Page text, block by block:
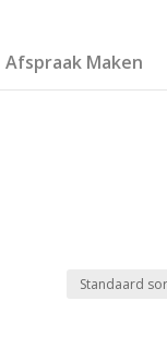
Afspraak Maken